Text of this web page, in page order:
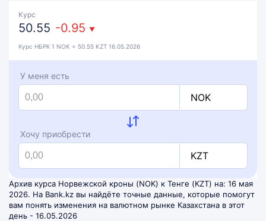
Курс
50.55 -0.95 ▼
Курс НБРК 1 NOK = 50.55 KZT 16.05.2026
У меня есть
NOK
Хочу приобрести
KZT
Архив курса Норвежской кроны (NOK) к Тенге (KZT) на: 16 мая
2026. На Bank.kz вы найдёте точные данные, которые помогут
вам понять изменения на валютном рынке Казахстана в этот
день - 16.05.2026